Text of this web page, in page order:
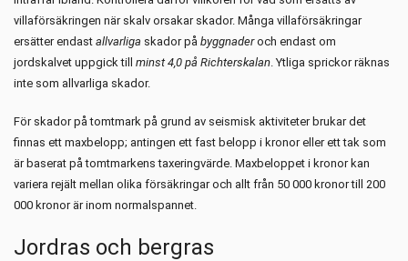
villaförsäkringen när skalv orsakar skador. Många villaförsäkringar
ersätter endast allvarliga skador på byggnaderoch endast om
jordskalvet uppgick till minst 4,0 på Richterskalan . Ytliga sprickor räknas
inte som allvarliga skador.
För skador på tomtmark på grund av seismisk aktiviteter brukar det
finnas ett maxbelopp; antingen ett fast belopp i kronor eller ett tak som
är baserat på tomtmarkens taxeringvärde. Maxbeloppet i kronor kan
variera rejält mellan olika försäkringar och allt från 50 000 kronor till 200
000 kronor är inom normalspannet.
Jordras och bergras